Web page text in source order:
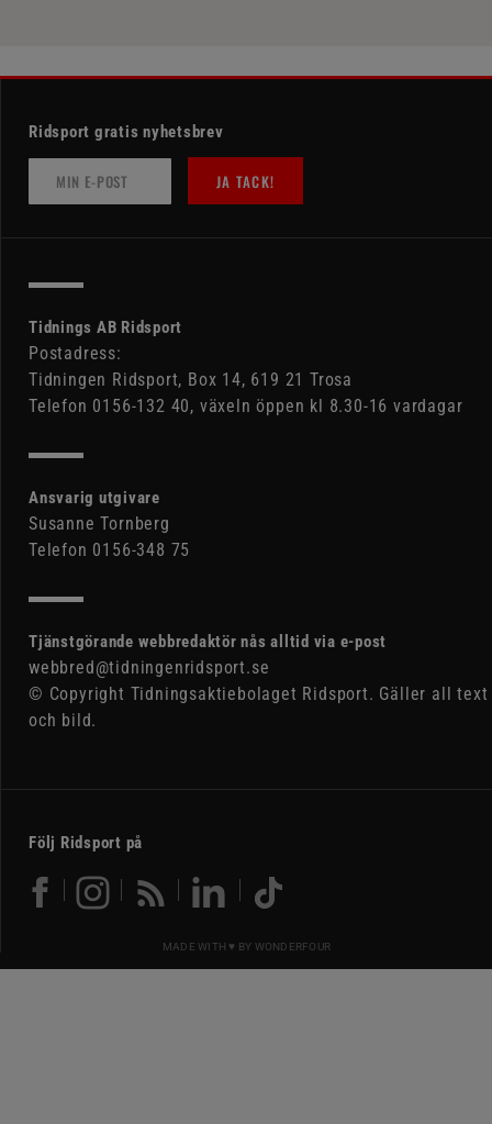
Ridsport gratis nyhetsbrev
JA TACK!
Tidnings AB Ridsport
Postadress:
Tidningen Ridsport, Box 14, 619 21 Trosa
Telefon 0156-132 40, växeln öppen kl 8.30-16 vardagar
Ansvarig utgivare
Susanne Tornberg
Telefon 0156-348 75
Tjänstgörande webbredaktör nås alltid via e-post
webbred@tidningenridsport.se
© Copyright Tidningsaktiebolaget Ridsport. Gäller all text
och bild.
Följ Ridsport på
MADE WITH ♥ BY WONDERFOUR